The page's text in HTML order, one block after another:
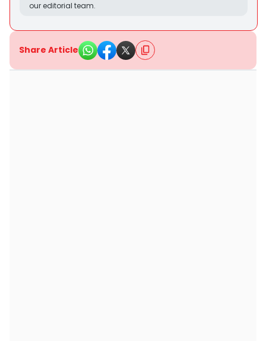
our editorial team.
Share Article